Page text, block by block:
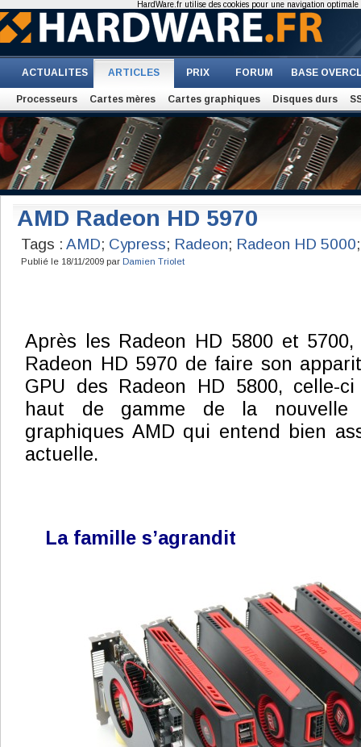
ACTUALITES ARTICLES PRIX FORUM BASE
Processeurs Cartes mères Cartes graphiques Disques durs
AMD Radeon HD 5970
Tags : AMD; Cypress; Radeon; Radeon HD 5000
Publié le 18/11/2009 par Damien Triolet
Après les Radeon HD 5800 et
Radeon HD 5970 de faire son
GPU des Radeon HD 5800, celle-
haut de gamme de la nouvelle
graphiques AMD qui entend bien
actuelle.
La famille s’agrandit
HardWare.fr utilise des cookies pour une navigation